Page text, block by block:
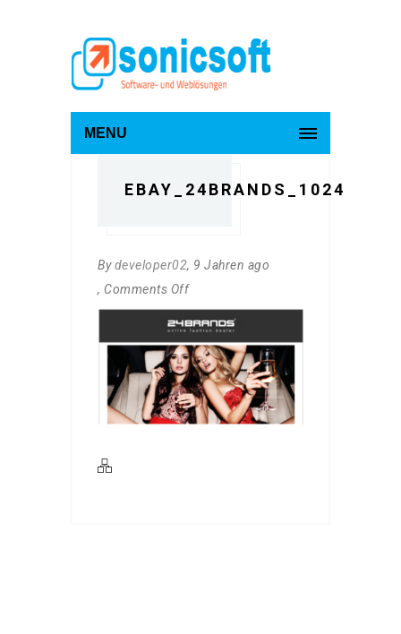
MENU
EBAY_24BRANDS_1024
By developer02, 9 Jahren ago
, Comments Off